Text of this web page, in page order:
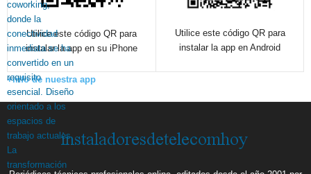
Utilice este código QR para
instalar la app en su iPhone
Utilice este código QR para
instalar la app en Android
+info de nuestra app